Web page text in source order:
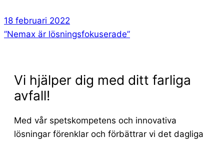
18 februari 2022
”Nemax är lösningsfokuserade”
Vi hjälper dig med ditt farliga
avfall!
Med vår spetskompetens och innovativa
lösningar förenklar och förbättrar vi det dagliga